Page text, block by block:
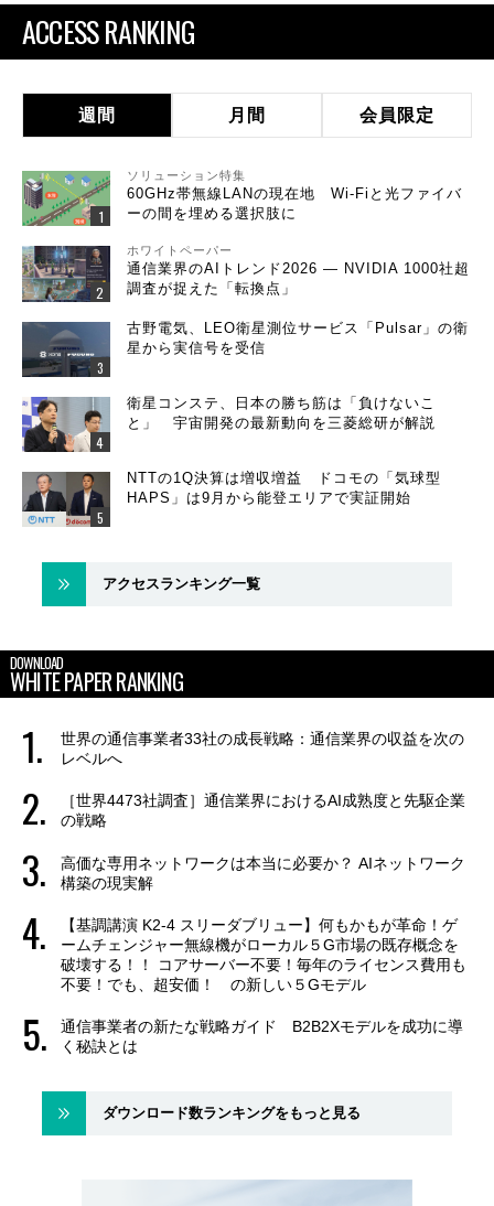
ACCESS RANKING
週間 月間 会員限定
ソリューション特集
60GHz帯無線LANの現在地 Wi-Fiと光ファイバ
ーの間を埋める選択肢に
ホワイトペーパー
通信業界のAIトレンド2026 ― NVIDIA 1000社超
調査が捉えた「転換点」
古野電気、LEO衛星測位サービス「Pulsar」の衛
星から実信号を受信
衛星コンステ、日本の勝ち筋は「負けないこ
と」 宇宙開発の最新動向を三菱総研が解説
NTTの1Q決算は増収増益 ドコモの「気球型
HAPS」は9月から能登エリアで実証開始
アクセスランキング一覧
DOWNLOAD
WHITE PAPER RANKING
世界の通信事業者33社の成長戦略：通信業界の収益を次の
レベルへ
［世界4473社調査］通信業界におけるAI成熟度と先駆企業
の戦略
高価な専用ネットワークは本当に必要か？ AIネットワーク
構築の現実解
【基調講演 K2-4 スリーダブリュー】何もかもが革命！ゲ
ームチェンジャー無線機がローカル５G市場の既存概念を
破壊する！！ コアサーバー不要！毎年のライセンス費用も
不要！でも、超安価！ の新しい５Gモデル
通信事業者の新たな戦略ガイド B2B2Xモデルを成功に導
く秘訣とは
ダウンロード数ランキングをもっと見る